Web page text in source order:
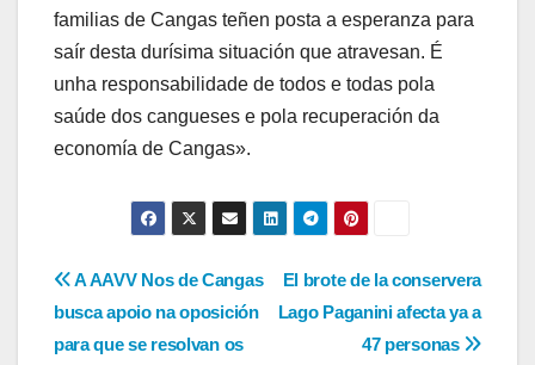
familias de Cangas teñen posta a esperanza para
saír desta durísima situación que atravesan. É
unha responsabilidade de todos e todas pola
saúde dos cangueses e pola recuperación da
economía de Cangas».
Navegación
de
El brote de la conservera
Lago Paganini afecta ya a
47 personas
A AAVV Nos de Cangas
busca apoio na oposición
para que se resolvan os